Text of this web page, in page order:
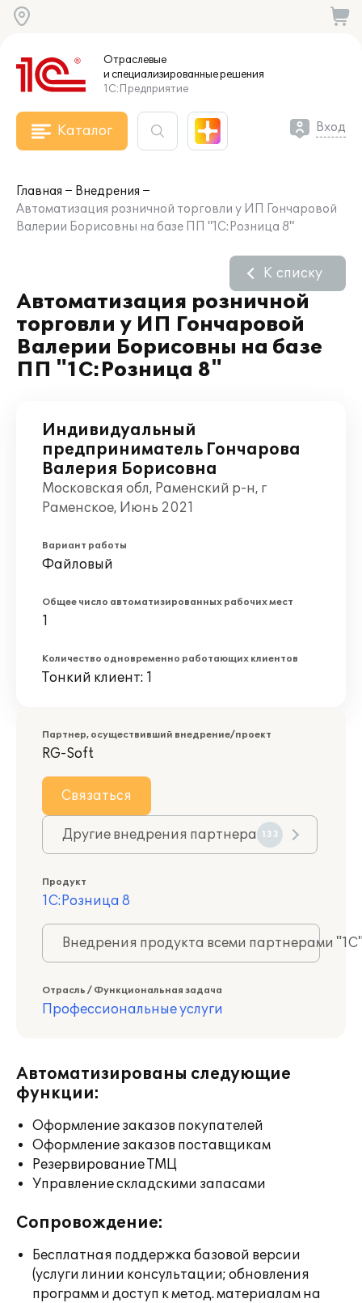
Отраслевые
и специализированныерешения
1С:Предприятие
Каталог Вход
Главная
Внедрения
Автоматизация розничной торговли у ИП Гончаровой
Валерии Борисовны на базе ПП "1С:Розница 8"
Автоматизация розничной
торговли у ИП Гончаровой
Валерии Борисовны на базе
ПП "1С:Розница 8"
К списку
Индивидуальный
предприниматель Гончарова
Валерия Борисовна
Московская обл, Раменский р-н, г
Раменское, Июнь 2021
Вариант работы
Файловый
Общее число автоматизированных рабочих мест
1
Количество одновременно работающих клиентов
Тонкий клиент: 1
Партнер, осуществивший внедрение/проект
RG-Soft
Связаться
Другие внедрения партнера 133
Продукт
1С:Розница 8
Внедрения продукта всеми партнерами
Отрасль / Функциональная задача
Профессиональные услуги
Автоматизированы следующие
функции:
Оформление заказов покупателей
Оформление заказов поставщикам
Резервирование ТМЦ
Управление складскими запасами
Сопровождение:
Бесплатная поддержка базовой версии
(услуги линии консультации; обновления
программ и доступ к метод. материалам на